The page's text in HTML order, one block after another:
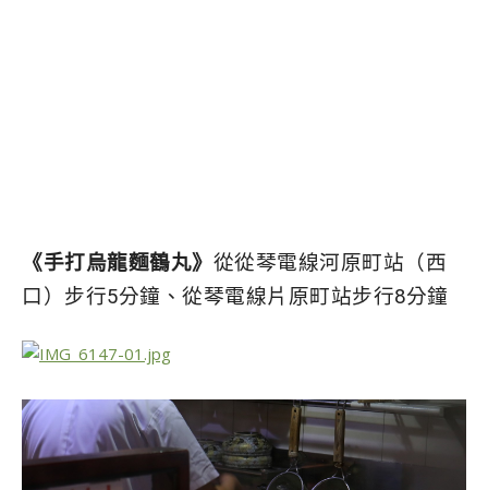
《手打烏龍麵鶴丸》 從從琴電線河原町站（西
口）步行5分鐘、從琴電線片原町站步行8分鐘